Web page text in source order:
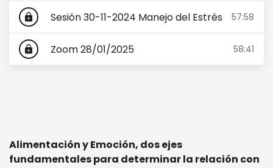
lock Sesión 30-11-2024 Manejo del Estrés 57:58
lock Zoom 28/01/2025 58:41
Alimentación y Emoción, dos ejes
fundamentales para determinar la relación con